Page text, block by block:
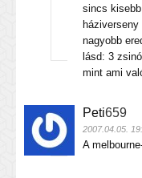
sincs
nagyobb
lásd: 3
mint ami
Peti659
2007.04.05.
A